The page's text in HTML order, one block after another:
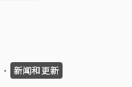
• 新闻和更新